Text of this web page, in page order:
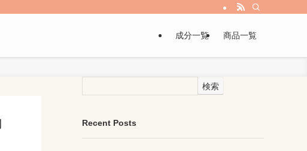
成分一覧 商品一覧
検索
Recent Posts